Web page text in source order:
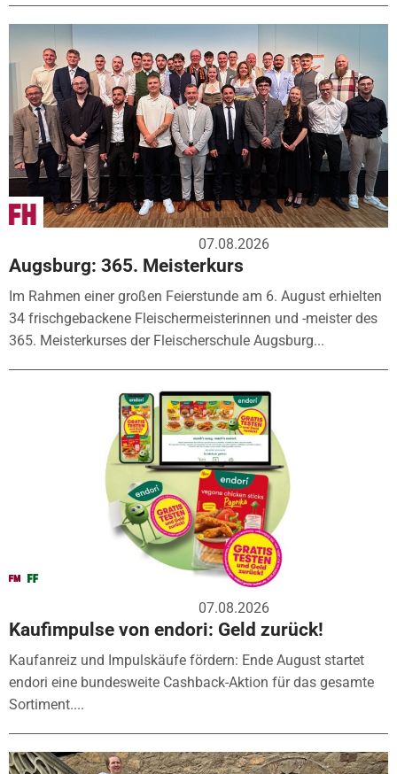
07.08.2026
Augsburg: 365. Meisterkurs
Im Rahmen einer großen Feierstunde am 6. August erhielten
34 frischgebackene Fleischermeisterinnen und -meister des
365. Meisterkurses der Fleischerschule Augsburg...
07.08.2026
Kaufimpulse von endori: Geld zurück!
Kaufanreiz und Impulskäufe fördern: Ende August startet
endori eine bundesweite Cashback-Aktion für das gesamte
Sortiment....